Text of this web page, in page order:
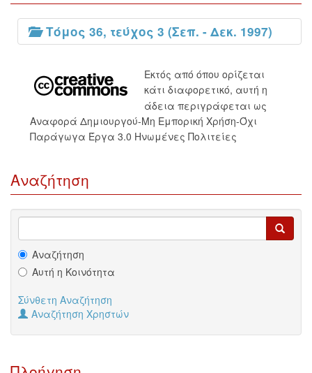
Τόμος 36, τεύχος 3 (Σεπ. - Δεκ. 1997)
Εκτός από όπου ορίζεται
κάτι διαφορετικό, αυτή η
άδεια περιγράφεται ως
Αναφορά Δημιουργού-Μη Εμπορική Χρήση-Όχι
Παράγωγα Έργα 3.0 Ηνωμένες Πολιτείες
Αναζήτηση
Αναζήτηση
Αυτή η Κοινότητα
Σύνθετη Αναζήτηση
Αναζήτηση Χρηστών